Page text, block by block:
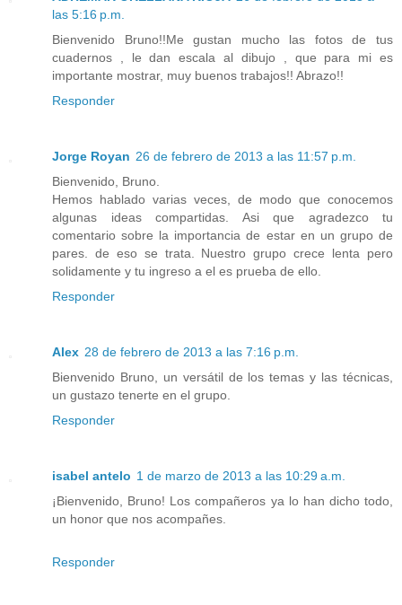
las 5:16 p.m.
Bienvenido Bruno!!Me gustan mucho las fotos de tus
cuadernos , le dan escala al dibujo , que para mi es
importante mostrar, muy buenos trabajos!! Abrazo!!
Responder
Jorge Royan 26 de febrero de 2013 a las 11:57 p.m.
Bienvenido, Bruno.
Hemos hablado varias veces, de modo que conocemos
algunas ideas compartidas. Asi que agradezco tu
comentario sobre la importancia de estar en un grupo de
pares. de eso se trata. Nuestro grupo crece lenta pero
solidamente y tu ingreso a el es prueba de ello.
Responder
Alex 28 de febrero de 2013 a las 7:16 p.m.
Bienvenido Bruno, un versátil de los temas y las técnicas,
un gustazo tenerte en el grupo.
Responder
isabel antelo 1 de marzo de 2013 a las 10:29 a.m.
¡Bienvenido, Bruno! Los compañeros ya lo han dicho todo,
un honor que nos acompañes.
Responder